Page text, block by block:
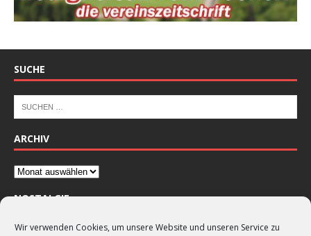
Wir verwenden Cookies, um unsere Website und unseren Service zu
SUCHE
ARCHIV
NOSTALGIE